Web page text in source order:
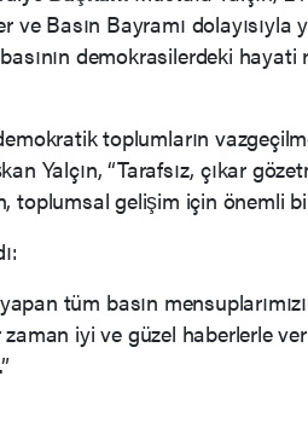
ve Basın Bayramı dolayısıyla
demokrasilerdeki
toplumların
Yalçın, “Tarafsız, çıkar
toplumsal gelişim için önemli
tüm basın
zaman iyi ve güzel haberlerle